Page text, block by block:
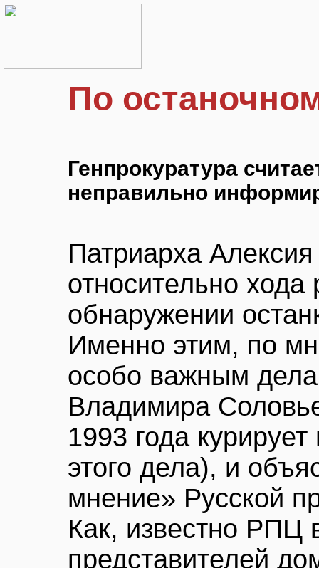
По
Генпрокуратура
неправильно
Патриарха
относительно
обнаружении
Именно этим, по
особо важным
Владимира
1993 года
этого дела), и
мнение» Русской
Как, известно РПЦ
представителей